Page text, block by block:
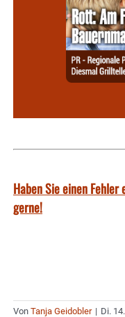
Haben Sie einen
gerne!
Von Tanja Geidobler | Di.